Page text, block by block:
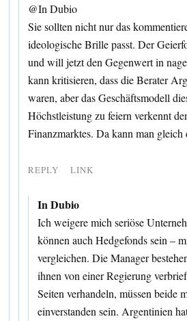
@In Dubio
Sie sollten nicht nur das
ideologische Brille passt. Der
und will jetzt den Gegenwert in
kann kritisieren, dass die Berater
waren, aber das Geschäftsmodell
Höchstleistung zu feiern verkennt
Finanzmarktes. Da kann man
REPLY LINK
In Dubio
Ich weigere mich seriöse
können auch Hedgefonds sein –
vergleichen. Die Manager
ihnen von einer Regierung
Seiten verhandeln, müssen beide
einverstanden sein. Argentinien